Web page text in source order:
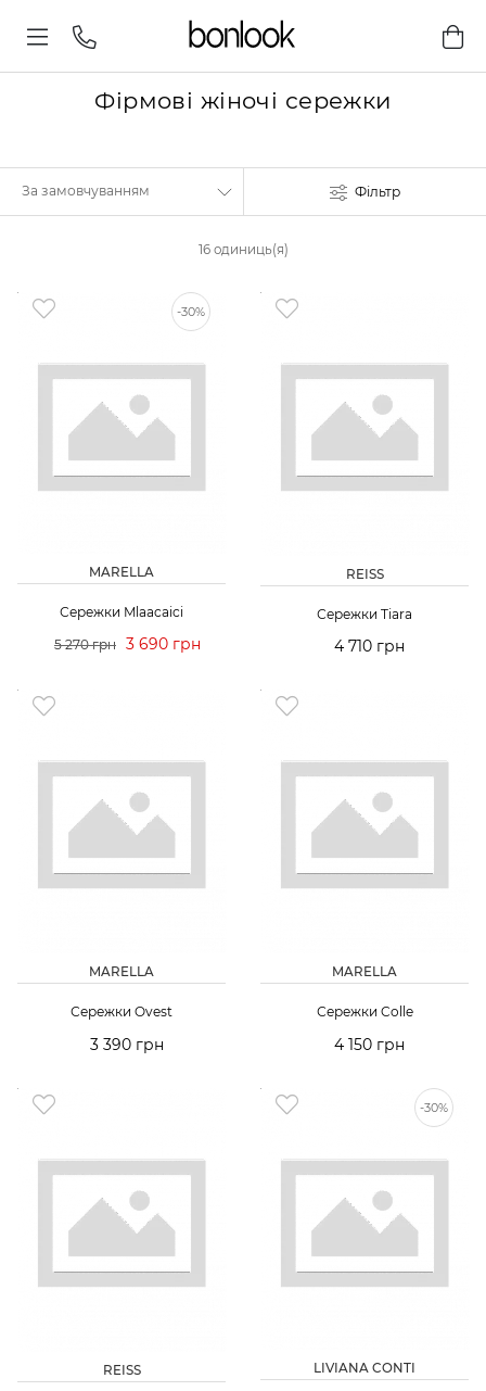
Фірмові жіночі сережки
Фільтр
16 одиниць(я)
-30%
MARELLA
Сережки Mlaacaici
5 270 грн 3 690 грн
REISS
Сережки Tiara
4 710 грн
MARELLA
Сережки Ovest
3 390 грн
MARELLA
Сережки Colle
4 150 грн
REISS
-30%
LIVIANA CONTI